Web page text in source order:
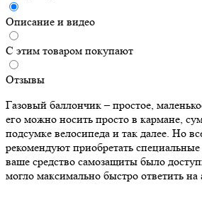
Описание и видео
С этим товаром покупают
Отзывы
Газовый баллончик – простое,
его можно носить просто в кармане,
подсумке велосипеда и так далее. Но
рекомендуют приобретать
ваше средство самозащиты было
могло максимально быстро ответить